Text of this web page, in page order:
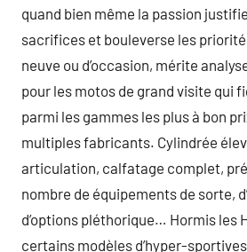
quand bien même la passion
sacrifices et bouleverse les
neuve ou d’occasion, mérite
pour les motos de grand visite qui
parmi les gammes les plus à bon
multiples fabricants. Cylindrée
articulation, calfatage complet,
nombre de équipements de sorte,
d’options pléthorique… Hormis les
certains modèles d’hyper-